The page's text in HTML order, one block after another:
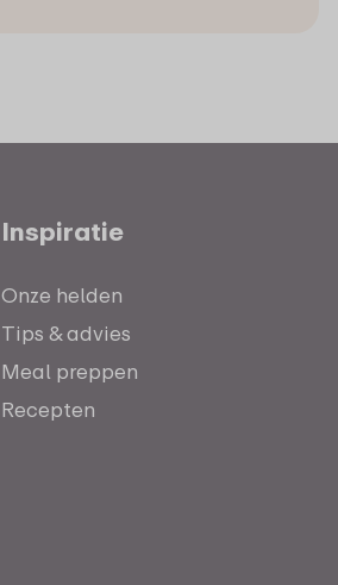
Inspiratie
Onze helden
Tips & advies
Meal preppen
Recepten